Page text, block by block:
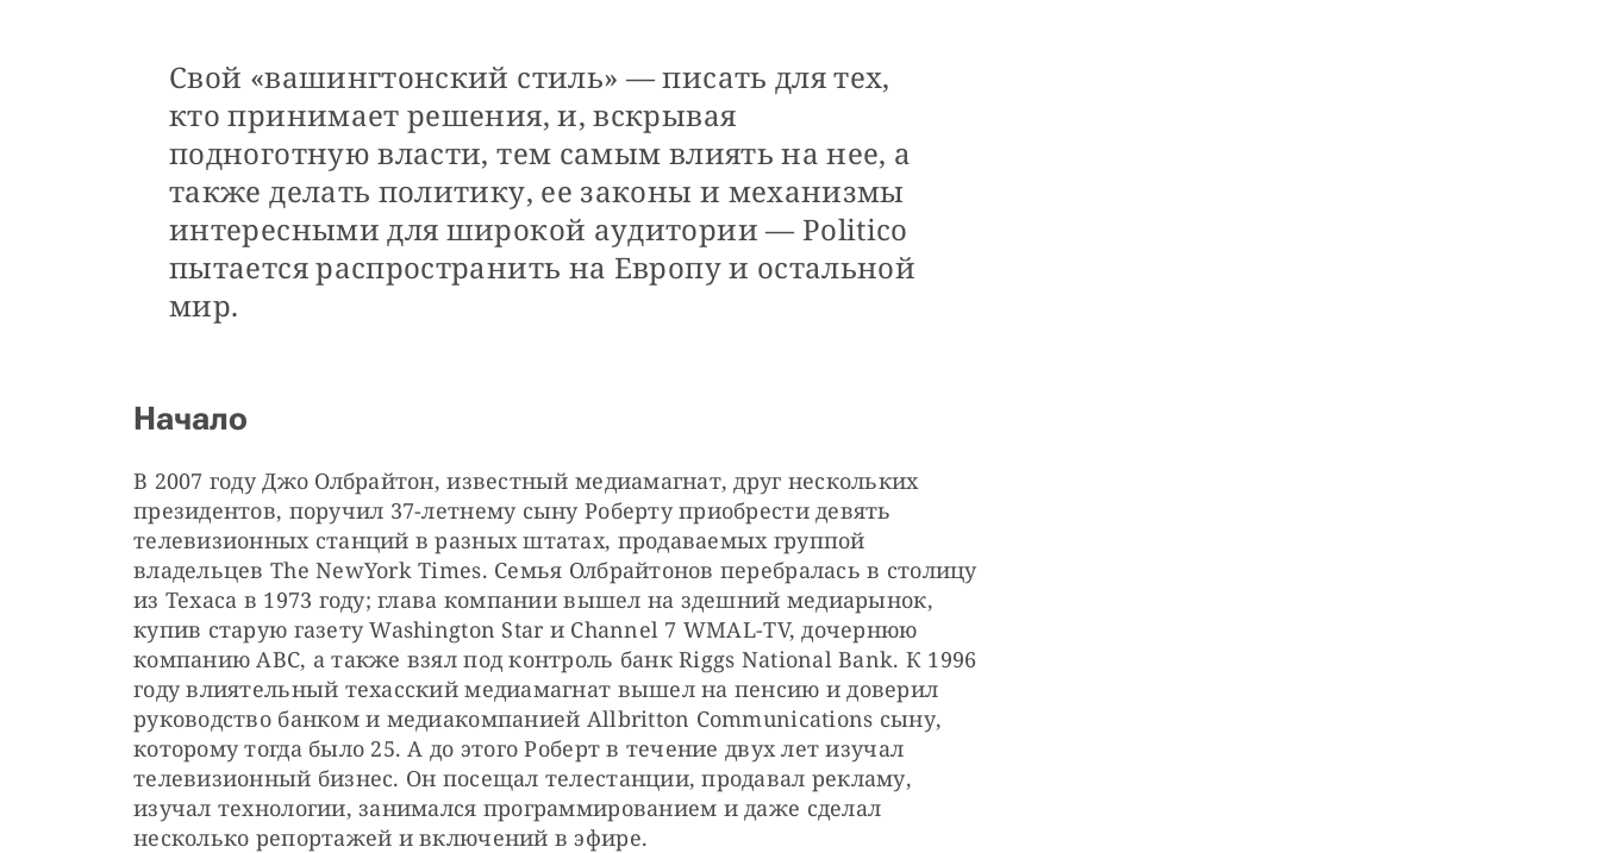
Свой «вашингтонский стиль» — писать для тех,
кто принимает решения, и, вскрывая
подноготную власти, тем самым влиять на нее, а
также делать политику, ее законы и механизмы
интересными для широкой аудитории — Politico
пытается распространить на Европу и остальной
мир.
Начало
В 2007 году Джо Олбрайтон, известный медиамагнат, друг нескольких
президентов, поручил 37-летнему сыну Роберту приобрести девять
телевизионных станций в разных штатах, продаваемых группой
владельцев The NewYork Times. Семья Олбрайтонов перебралась в столицу
из Техаса в 1973 году; глава компании вышел на здешний медиарынок,
купив старую газету Washington Star и Channel 7 WMAL-TV, дочернюю
компанию ABC, а также взял под контроль банк Riggs National Bank. К 1996
году влиятельный техасский медиамагнат вышел на пенсию и доверил
руководство банком и медиакомпанией Allbritton Communications сыну,
которому тогда было 25. А до этого Роберт в течение двух лет изучал
телевизионный бизнес. Он посещал телестанции, продавал рекламу,
изучал технологии, занимался программированием и даже сделал
несколько репортажей и включений в эфире.